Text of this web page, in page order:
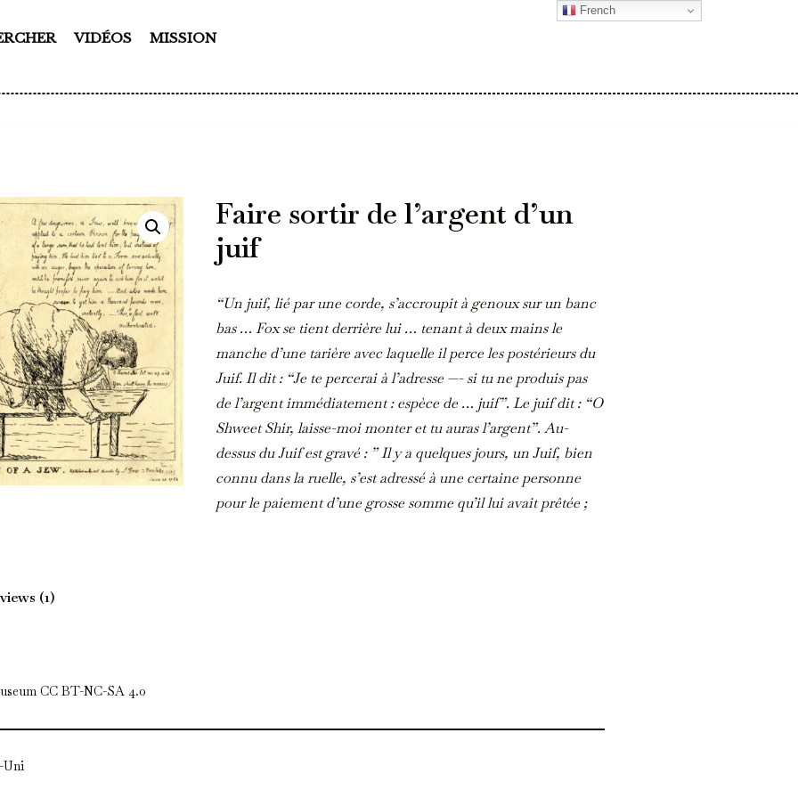
VIDÉOS MISSION
Faire sortir de l’argent d’un
juif
“Un juif, lié par une corde, s’accroupit à genoux sur un banc
bas … Fox se tient derrière lui … tenant à deux mains le
manche d’une tarière avec laquelle il perce les postérieurs du
Juif. Il dit : “Je te percerai à l’adresse —- si tu ne produis pas
de l’argent immédiatement : espèce de … juif”. Le juif dit : “O
Shweet Shir, laisse-moi monter et tu auras l’argent”. Au-
dessus du Juif est gravé : ” Il y a quelques jours, un Juif, bien
connu dans la ruelle, s’est adressé à une certaine personne
pour le paiement d’une grosse somme qu’il lui avait prêtée ;
(1)
CC BT-NC-SA 4.0
Uni
French